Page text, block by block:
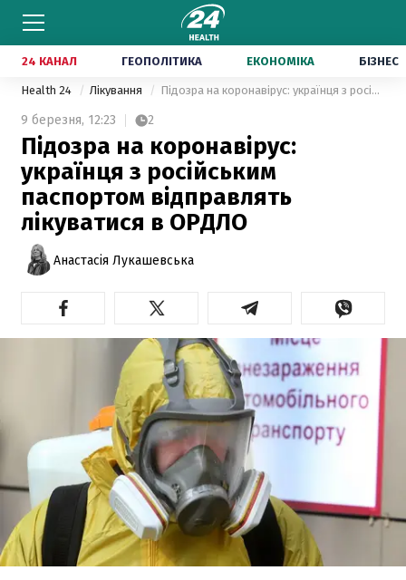
24 КАНАЛ ГЕОПОЛІТИКА ЕКОНОМІКА БІЗНЕС
Health 24 Лікування Підозра на коронавірус: українця з російським паспортом відправлять лікуватися в ОРДЛО
9 березня, 12:23 2
Підозра на коронавірус:
українця з російським
паспортом відправлять
лікуватися в ОРДЛО
Анастасія Лукашевська